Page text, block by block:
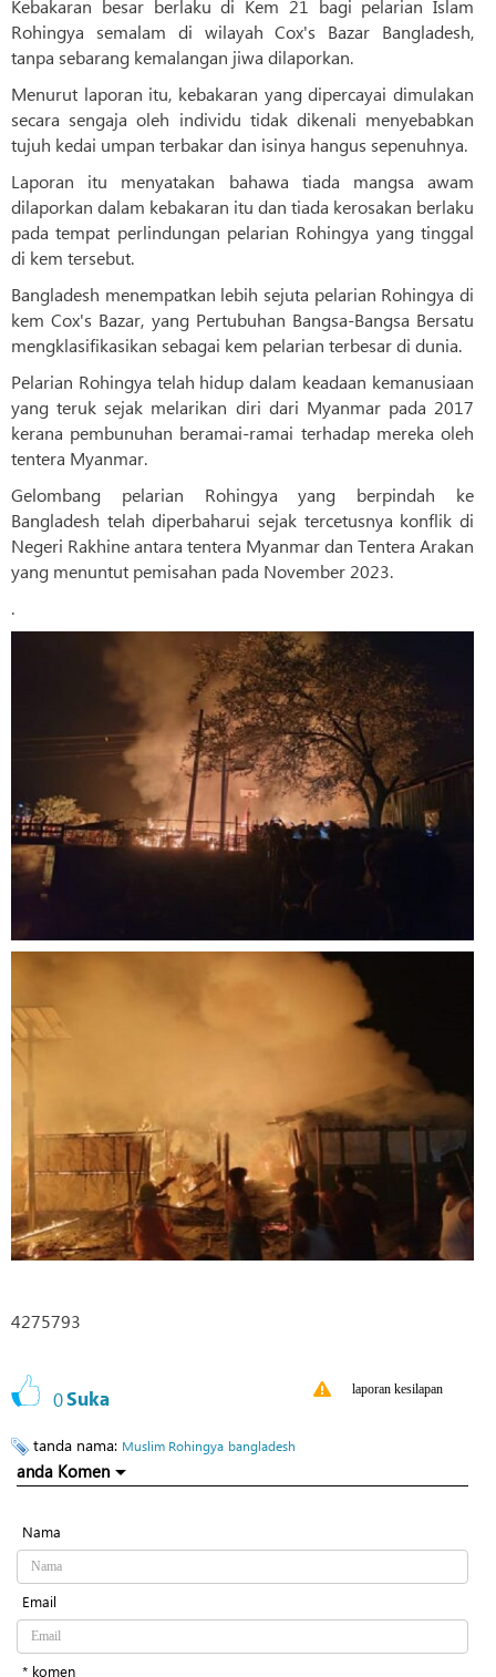
Kebakaran besar berlaku di Kem 21 bagi pelarian Islam
Rohingya semalam di wilayah Cox's Bazar Bangladesh,
tanpa sebarang kemalangan jiwa dilaporkan.
Menurut laporan itu, kebakaran yang dipercayai dimulakan
secara sengaja oleh individu tidak dikenali menyebabkan
tujuh kedai umpan terbakar dan isinya hangus sepenuhnya.
Laporan itu menyatakan bahawa tiada mangsa awam
dilaporkan dalam kebakaran itu dan tiada kerosakan berlaku
pada tempat perlindungan pelarian Rohingya yang tinggal
di kem tersebut.
Bangladesh menempatkan lebih sejuta pelarian Rohingya di
kem Cox's Bazar, yang Pertubuhan Bangsa-Bangsa Bersatu
mengklasifikasikan sebagai kem pelarian terbesar di dunia.
Pelarian Rohingya telah hidup dalam keadaan kemanusiaan
yang teruk sejak melarikan diri dari Myanmar pada 2017
kerana pembunuhan beramai-ramai terhadap mereka oleh
tentera Myanmar.
Gelombang pelarian Rohingya yang berpindah ke
Bangladesh telah diperbaharui sejak tercetusnya konflik di
Negeri Rakhine antara tentera Myanmar dan Tentera Arakan
yang menuntut pemisahan pada November 2023.
.
4275793
0Suka laporan kesilapan
tanda nama: Muslim Rohingya bangladesh
anda Komen
Nama
Email
* komen